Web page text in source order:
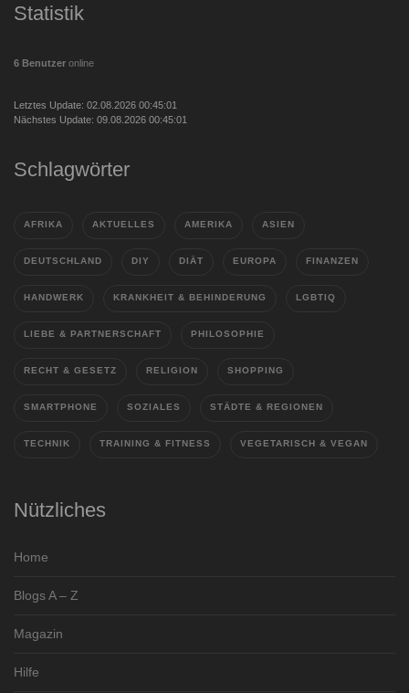
Statistik
6 Benutzer online
Letztes Update: 02.08.2026 00:45:01
Nächstes Update: 09.08.2026 00:45:01
Schlagwörter
AFRIKA AKTUELLES AMERIKA ASIEN
DEUTSCHLAND DIY DIÄT EUROPA FINANZEN
HANDWERK KRANKHEIT & BEHINDERUNG LGBTIQ
LIEBE & PARTNERSCHAFT PHILOSOPHIE
RECHT & GESETZ RELIGION SHOPPING
SMARTPHONE SOZIALES STÄDTE & REGIONEN
TECHNIK TRAINING & FITNESS VEGETARISCH & VEGAN
Nützliches
Home
Blogs A – Z
Magazin
Hilfe